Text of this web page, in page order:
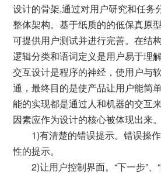
设计的骨架,通过对用户研究和任务
整体架构。基于纸质的的低保真原
可提供用户测试并进行完善。在结
逻辑分类和语词定义是用户易于理
交互设计是程序的神经，使用户与
通，最终目的是使产品让用户能简
能的实现都是通过人和机器的交互
因素应作为设计的核心被体现出来。
1)有清楚的错误提示。错误操作
性的提示。
2)让用户控制界面。“下一步”、